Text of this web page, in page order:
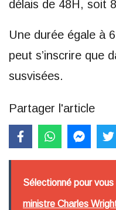
délais de 48H, soit
Une durée égale à
peut s’inscrire que
susvisées.
Partager l'article
Sélectionné pour vous
ministre Charles